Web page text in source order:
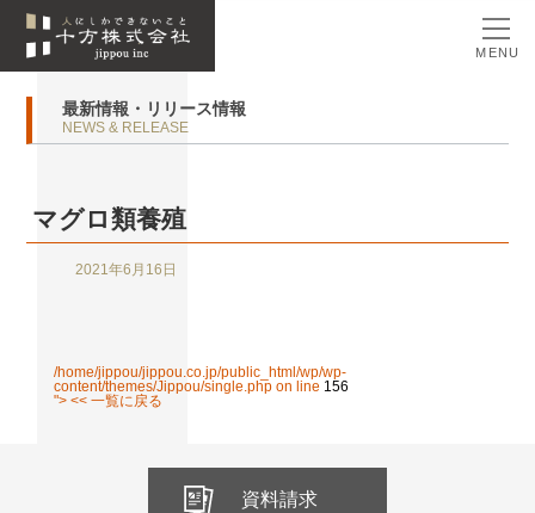
MENU
最新情報・リリース情報
NEWS & RELEASE
マグロ類養殖
2021年6月16日
/home/jippou/jippou.co.jp/public_html/wp/wp-
content/themes/Jippou/single.php on line 156
"> << 一覧に戻る
資料請求